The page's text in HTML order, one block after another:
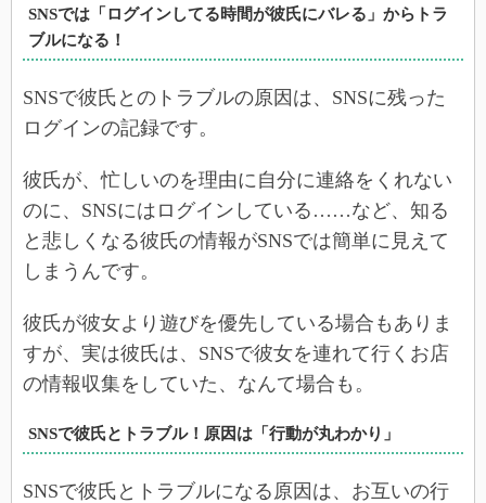
SNSでは「ログインしてる時間が彼氏にバレる」からトラ
ブルになる！
SNSで彼氏とのトラブルの原因は、SNSに残った
ログインの記録です。
彼氏が、忙しいのを理由に自分に連絡をくれない
のに、SNSにはログインしている……など、知る
と悲しくなる彼氏の情報がSNSでは簡単に見えて
しまうんです。
彼氏が彼女より遊びを優先している場合もありま
すが、実は彼氏は、SNSで彼女を連れて行くお店
の情報収集をしていた、なんて場合も。
SNSで彼氏とトラブル！原因は「行動が丸わかり」
SNSで彼氏とトラブルになる原因は、お互いの行